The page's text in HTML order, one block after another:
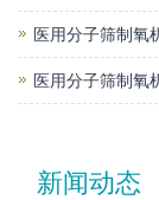
医用分子筛制氧
医用分子筛制氧
新闻动态